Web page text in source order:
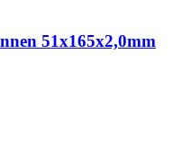
51x165x2,0mm